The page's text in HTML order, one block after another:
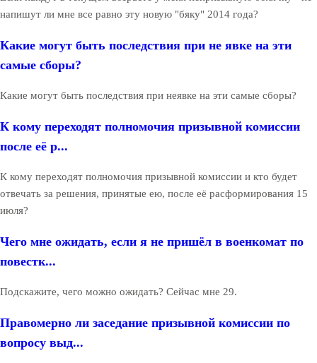
напишут ли мне все равно эту новую "бяку" 2014 года?
Какие могут быть последствия при не явке на эти
самые сборы?
Какие могут быть последствия при неявке на эти самые сборы?
К кому переходят полномочия призывной комиссии
после её р...
К кому переходят полномочия призывной комиссии и кто будет
отвечать за решения, принятые ею, после её расформирования 15
июля?
Чего мне ожидать, если я не пришёл в военкомат по
повестк...
Подскажите, чего можно ожидать? Сейчас мне 29.
Правомерно ли заседание призывной комиссии по
вопросу выд...